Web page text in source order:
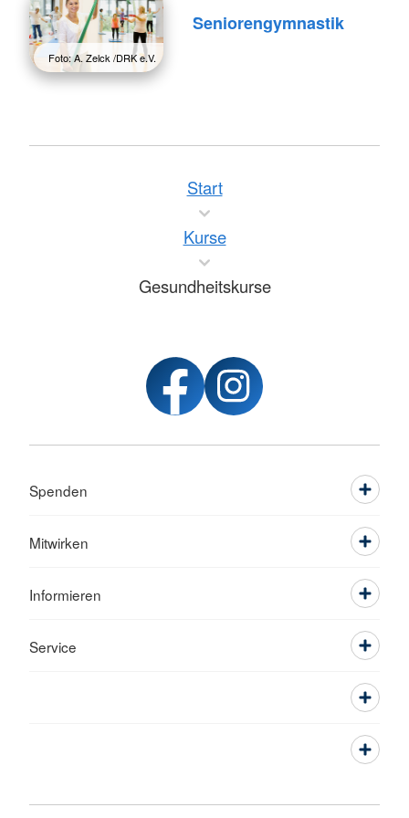
Foto: A. Zelck /DRK e.V.
Seniorengymnastik
Start
Kurse
Gesundheitskurse
Spenden
Mitwirken
Informieren
Service